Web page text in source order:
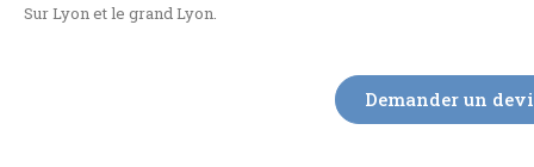
Sur Lyon et le grand Lyon.
Demander un